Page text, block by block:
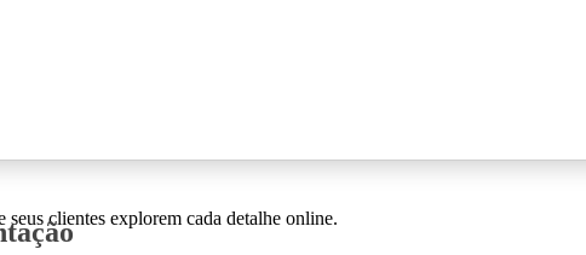
clientes explorem cada detalhe online.